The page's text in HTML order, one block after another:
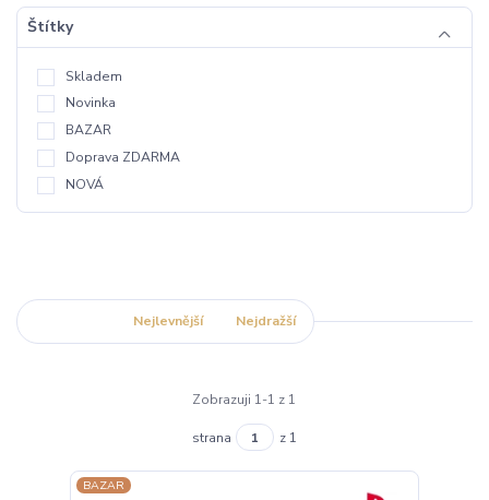
Štítky
Skladem
Novinka
BAZAR
Doprava ZDARMA
NOVÁ
Nejlevnější Nejdražší
Zobrazuji 1-1 z 1
strana z 1
BAZAR